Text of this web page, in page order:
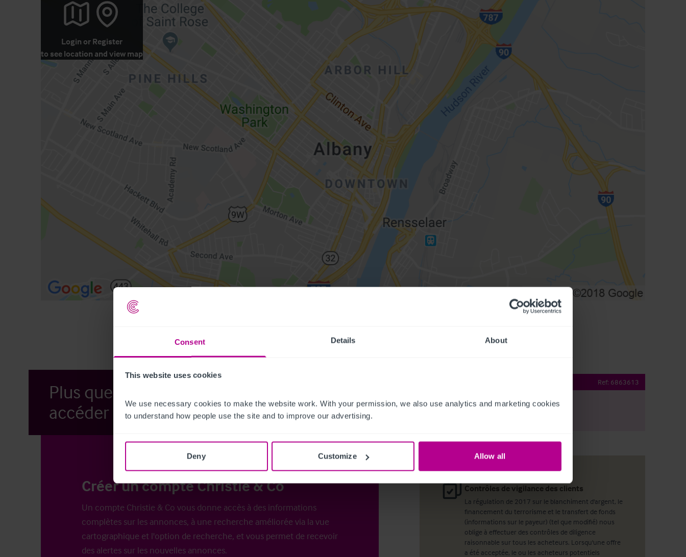
Consent Details About
This website uses cookies
We use necessary cookies to make the website work. With your permission, we also use analytics and marketing cookies
to understand how people use the site and to improve our advertising.
Deny Customize Allow all
Login or Register
to see location and view map
Plus que quelques étapes pour
accéder à nos annonces..
Créer un compte Christie & Co
Un compte Christie & Co vous donne accès à des informations
complètes sur les annonces, à une recherche améliorée via la vue
cartographique et l'option de recherche, et vous permet de recevoir
des alertes sur les nouvelles annonces.
Ref: 6863613
Contrôles de vigilance des clients
La régulation de 2017 sur le blanchiment d'argent, le
financement du terrorisme et le transfert de fonds
(informations sur le payeur) (tel que modifié) nous
oblige à effectuer des contrôles de diligence
raisonnable sur tous les acheteurs. Lorsqu'une offre
a été acceptée, le ou les acheteurs potentiels